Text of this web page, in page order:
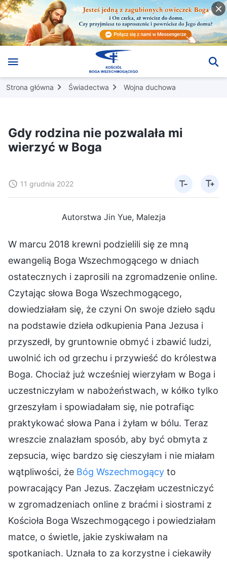
Strona główna Świadectwa Wojna duchowa
Gdy rodzina nie pozwalała mi
wierzyć w Boga
11 grudnia 2022
Autorstwa Jin Yue, Malezja
W marcu 2018 krewni podzielili się ze mną
ewangelią Boga Wszechmogącego w dniach
ostatecznych i zaprosili na zgromadzenie online.
Czytając słowa Boga Wszechmogącego,
dowiedziałam się, że czyni On swoje dzieło sądu
na podstawie dzieła odkupienia Pana Jezusa i
przyszedł, by gruntownie obmyć i zbawić ludzi,
uwolnić ich od grzechu i przywieść do królestwa
Boga. Chociaż już wcześniej wierzyłam w Boga i
uczestniczyłam w nabożeństwach, w kółko tylko
grzeszyłam i spowiadałam się, nie potrafiąc
praktykować słowa Pana i żyłam w bólu. Teraz
wreszcie znalazłam sposób, aby być obmyta z
zepsucia, więc bardzo się cieszyłam i nie miałam
wątpliwości, że Bóg Wszechmogący to
powracający Pan Jezus. Zaczęłam uczestniczyć
w zgromadzeniach online z braćmi i siostrami z
Kościoła Boga Wszechmogącego i powiedziałam
matce, o świetle, jakie zyskiwałam na
spotkaniach. Uznała to za korzystne i ciekawiły